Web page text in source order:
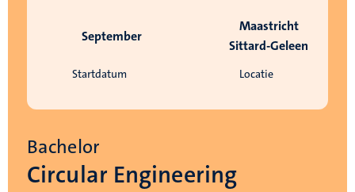
Startdatum
September
Locatie
Maastricht
Sittard-Geleen
Bachelor
Circular Engineering